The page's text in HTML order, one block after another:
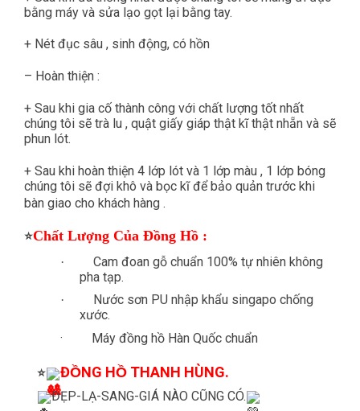
bằng máy và sửa lạo gọt lại bằng tay.
+ Nét đục sâu , sinh động, có hồn
– Hoàn thiện :
+ Sau khi gia cố thành công với chất lượng tốt nhất
chúng tôi sẽ trà lu , quật giấy giáp thật kĩ thật nhẵn và sẽ
phun lót.
+ Sau khi hoàn thiện 4 lớp lót và 1 lớp màu , 1 lớp bóng
chúng tôi sẽ đợi khô và bọc kĩ để bảo quản trước khi
bàn giao cho khách hàng .
⭐Chất Lượng Của Đồng Hồ :
·
Cam đoan gỗ chuẩn 100% tự nhiên không
pha tạp.
·
Nước sơn PU nhập khẩu singapo chống
xước.
·
Máy đồng hồ Hàn Quốc chuẩn
⭐ ĐỒNG HỒ THANH HÙNG.
ĐẸP-LẠ-SANG-GIÁ NÀO CŨNG CÓ.